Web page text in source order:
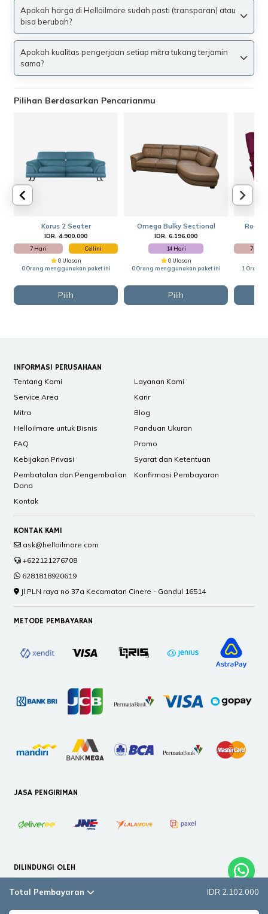
Apakah harga di Helloilmare sudah pasti (transparan) atau
bisa berubah?
Apakah kualitas pengerjaan setiap mitra tukang terjamin
sama?
Pilihan Berdasarkan Pencarianmu
Korus 2 Seater
IDR. 4.900.000
7 Hari
Cellini
0 Ulasan
0 Orang menggunakan paket ini
Pilih
Omega Bulky Sectional
IDR. 6.196.000
14 Hari
0 Ulasan
0 Orang menggunakan paket ini
Pilih
7 Hari
1 Orang
Total Pembayaran IDR 2.102.000
INFORMASI PERUSAHAAN
Tentang Kami
Layanan Kami
Service Area
Karir
Mitra
Blog
Helloilmare untuk Bisnis
Panduan Ukuran
FAQ
Promo
Kebijakan Privasi
Syarat dan Ketentuan
Pembatalan dan Pengembalian
Dana
Konfirmasi Pembayaran
Kontak
KONTAK KAMI
ask@helloilmare.com
+622121276708
6281818920619
Jl PLN raya no 37a Kecamatan Cinere - Gandul 16514
METODE PEMBAYARAN
JASA PENGIRIMAN
DILINDUNGI OLEH